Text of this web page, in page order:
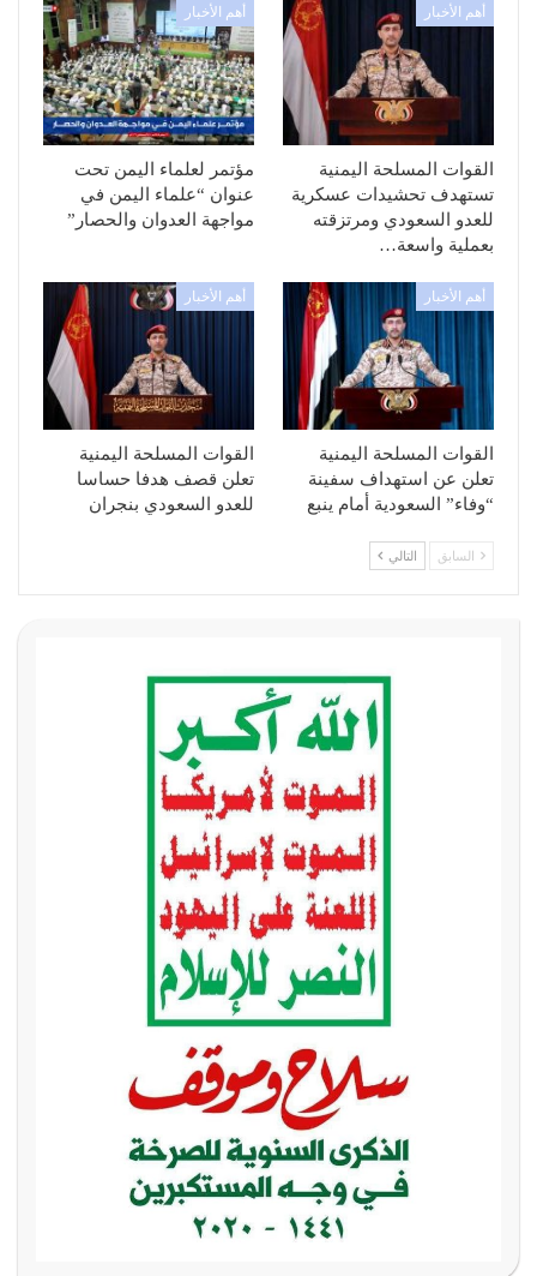
أهم الأخبار
القوات المسلحة اليمنية
تستهدف تحشيدات عسكرية
للعدو السعودي ومرتزقته
بعملية واسعة…
أهم الأخبار
مؤتمر لعلماء اليمن تحت
عنوان “علماء اليمن في
مواجهة العدوان والحصار”
أهم الأخبار
القوات المسلحة اليمنية
تعلن عن استهداف سفينة
“وفاء” السعودية أمام ينبع
أهم الأخبار
القوات المسلحة اليمنية
تعلن قصف هدفا حساسا
للعدو السعودي بنجران
السابق التالي